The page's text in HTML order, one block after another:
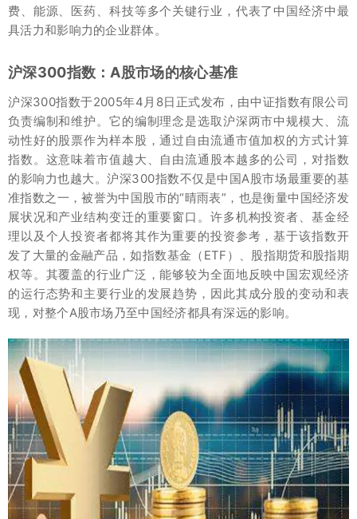
费、能源、医药、科技等多个关键行业，代表了中国经济中最
具活力和影响力的企业群体。
沪深300指数：A股市场的核心基准
沪深300指数于2005年4月8日正式发布，由中证指数有限公司
负责编制和维护。它的编制理念是选取沪深两市中规模大、流
动性好的股票作为样本股，通过自由流通市值加权的方式计算
指数。这意味着市值越大、自由流通股本越多的公司，对指数
的影响力也越大。沪深300指数不仅是中国A股市场最重要的基
准指数之一，被誉为中国股市的“晴雨表”，也是衡量中国经济发
展状况和产业结构变迁的重要窗口。许多机构投资者、基金经
理以及个人投资者都将其作为重要的投资参考，基于该指数开
发了大量的金融产品，如指数基金（ETF）、股指期货和股指期
权等。其覆盖的行业广泛，能够较为全面地反映中国宏观经济
的运行态势和主要行业的发展趋势，因此其成分股的变动和表
现，对整个A股市场乃至中国经济都具有深远的影响。